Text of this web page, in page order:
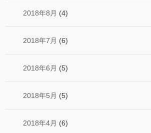
2018年8月 (4)
2018年7月 (6)
2018年6月 (5)
2018年5月 (5)
2018年4月 (6)